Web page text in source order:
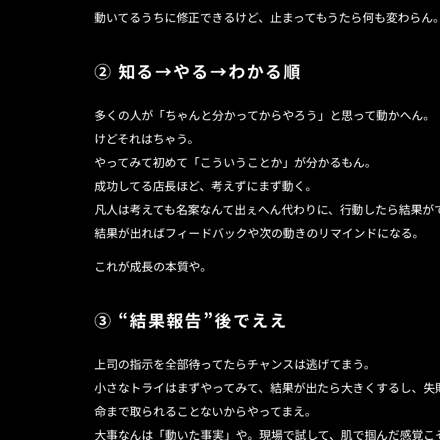
動いてるうちに修正できるけど、止まってもうたら何も変わらん。
② 知る→やる→わかる順
多くの人が「ちゃんと分かってからやろう」と思って動かへん。
けどそれはちゃう。
やってみて初めて「こういうことか」が分かるもん。
成功してる店長ほど、考えずにまず動く。
凡人は考えても名案なんて出ぇへん代わりに、行動したら結果が
結果が出ればフィードバックや次の動きのリマインドになる。
これが成長の本質や。
③ “結果報告”後でええ
上司の指示を全部待ってたらチャンスは逃げてまう。
小さなトライはまずやってみて、結果が出たら大きくするし、失
命まで取られることないからやってまえ。
大事なんは「動いた事実」や。現場で試して、肌で掴んだ感覚